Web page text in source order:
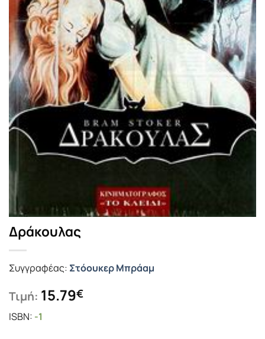
Δράκουλας
Συγγραφέας: Στόουκερ Μπράαμ
Τιμή: 15.79€
ISBN: -1